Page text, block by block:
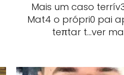
Mais um caso
Mat4 o própri0 pai
teπtar t…ver